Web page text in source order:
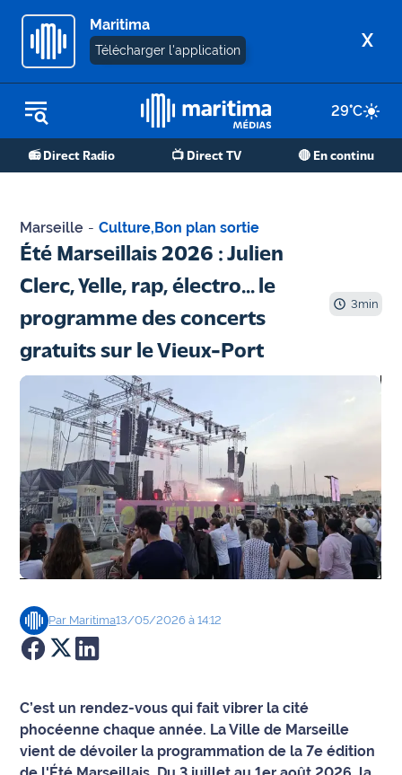
Maritima
Télécharger l'application X
29°C
📻 Direct Radio 📺 Direct TV 🔴 En continu
REPLAY RADIO
REPLAY TV
Martigues
de Berre
Marseille
- Aix
Agenda
Faits
divers
Sports
Société
Culture
Éducation
Emploi
Marseille - Culture,Bon plan sortie
Été Marseillais 2026 : Julien
Clerc, Yelle, rap, électro... le
programme des concerts
gratuits sur le Vieux-Port
3min
Par Maritima13/05/2026 à 14:12
C’est un rendez-vous qui fait vibrer la cité
phocéenne chaque année. La Ville de Marseille
vient de dévoiler la programmation de la 7e édition